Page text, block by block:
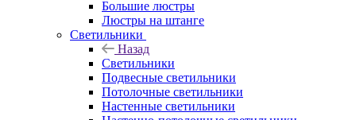
Большие люстры
Люстры на штанге
Светильники
Назад
Светильники
Подвесные светильники
Потолочные светильники
Настенные светильники